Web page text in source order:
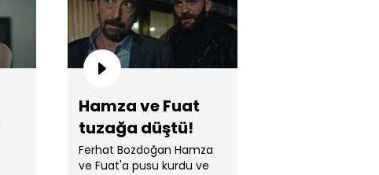
Ömer gerçeği itiraf etti!
Hamza ve Fuat
tuzağa düştü!
Ferhat Bozdoğan Hamza
ve Fuat'a pusu kurdu ve